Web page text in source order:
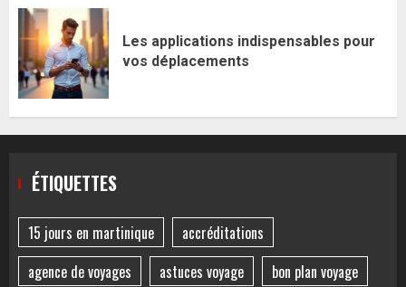
Les applications indispensables pour
vos déplacements
ÉTIQUETTES
15 jours en martinique
accréditations
agence de voyages
astuces voyage
bon plan voyage